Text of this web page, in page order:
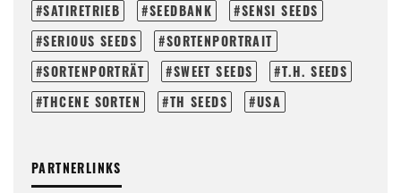
SATIRETRIEB
SEEDBANK
SENSI SEEDS
SERIOUS SEEDS
SORTENPORTRAIT
SORTENPORTRÄT
SWEET SEEDS
T.H. SEEDS
THCENE SORTEN
TH SEEDS USA
PARTNERLINKS